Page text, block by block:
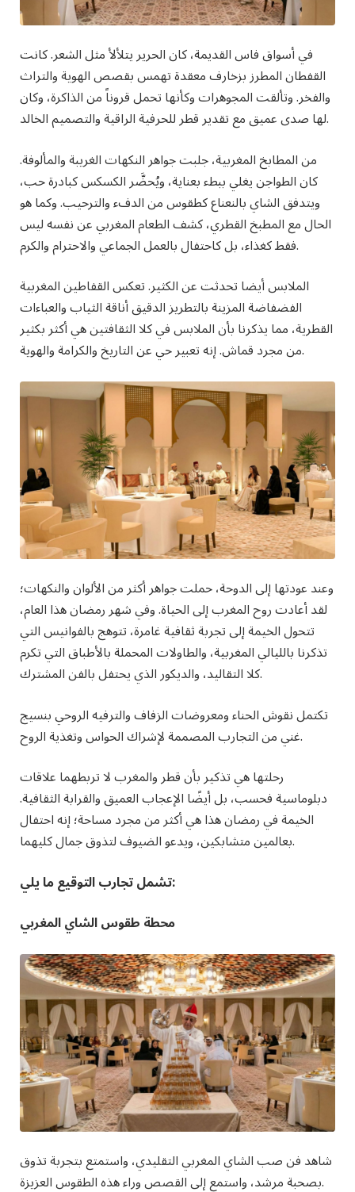
في أسواق فاس القديمة، كان الحرير يتلألأ مثل الشعر. كانت
القفطان المطرز بزخارف معقدة تهمس بقصص الهوية والتراث
والفخر. وتألقت المجوهرات وكأنها تحمل قروناً من الذاكرة، وكان
لها صدى عميق مع تقدير قطر للحرفية الراقية والتصميم الخالد.
من المطابخ المغربية، جلبت جواهر النكهات الغريبة والمألوفة.
كان الطواجن يغلي ببطء بعناية، ويُحضَّر الكسكس كبادرة حب،
ويتدفق الشاي بالنعناع كطقوس من الدفء والترحيب. وكما هو
الحال مع المطبخ القطري، كشف الطعام المغربي عن نفسه ليس
فقط كغذاء، بل كاحتفال بالعمل الجماعي والاحترام والكرم.
الملابس أيضا تحدثت عن الكثير. تعكس القفاطين المغربية
الفضفاضة المزينة بالتطريز الدقيق أناقة الثياب والعباءات
القطرية، مما يذكرنا بأن الملابس في كلا الثقافتين هي أكثر بكثير
من مجرد قماش. إنه تعبير حي عن التاريخ والكرامة والهوية.
وعند عودتها إلى الدوحة، حملت جواهر أكثر من الألوان والنكهات؛
لقد أعادت روح المغرب إلى الحياة. وفي شهر رمضان هذا العام،
تتحول الخيمة إلى تجربة ثقافية غامرة، تتوهج بالفوانيس التي
تذكرنا بالليالي المغربية، والطاولات المحملة بالأطباق التي تكرم
كلا التقاليد، والديكور الذي يحتفل بالفن المشترك.
تكتمل نقوش الحناء ومعروضات الزفاف والترفيه الروحي بنسيج
غني من التجارب المصممة لإشراك الحواس وتغذية الروح.
رحلتها هي تذكير بأن قطر والمغرب لا تربطهما علاقات
دبلوماسية فحسب، بل أيضًا الإعجاب العميق والقرابة الثقافية.
الخيمة في رمضان هذا هي أكثر من مجرد مساحة؛ إنه احتفال
بعالمين متشابكين، ويدعو الضيوف لتذوق جمال كليهما.
تشمل تجارب التوقيع ما يلي:
محطة طقوس الشاي المغربي
شاهد فن صب الشاي المغربي التقليدي، واستمتع بتجربة تذوق
بصحبة مرشد، واستمع إلى القصص وراء هذه الطقوس العزيزة.